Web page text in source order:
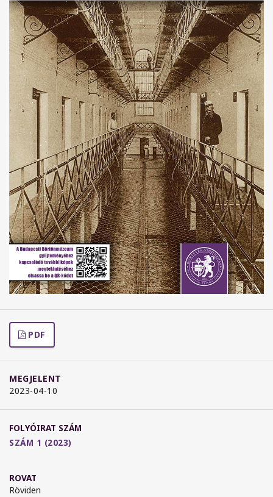
PDF
MEGJELENT
2023-04-10
FOLYÓIRAT SZÁM
SZÁM 1 (2023)
ROVAT
Röviden